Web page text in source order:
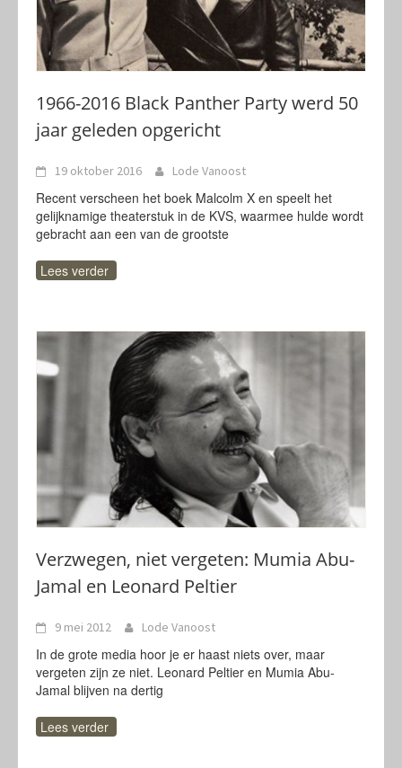
1966-2016 Black Panther Party werd 50
jaar geleden opgericht
19 oktober 2016 Lode Vanoost
Recent verscheen het boek Malcolm X en speelt het
gelijknamige theaterstuk in de KVS, waarmee hulde wordt
gebracht aan een van de grootste
Lees verder
Verzwegen, niet vergeten: Mumia Abu-
Jamal en Leonard Peltier
9 mei 2012 Lode Vanoost
In de grote media hoor je er haast niets over, maar
vergeten zijn ze niet. Leonard Peltier en Mumia Abu-
Jamal blijven na dertig
Lees verder